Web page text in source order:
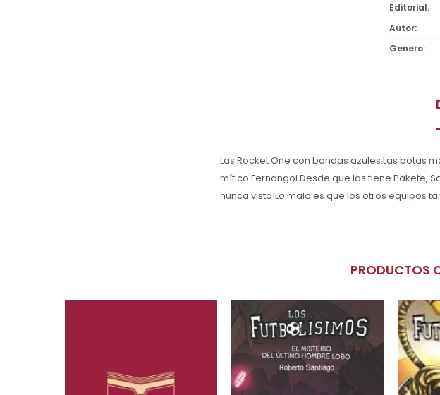
Editorial
Autor
Genero
Las Rocket One con bandas azules.Las botas
mítico Fernangol.Desde que las tiene Pakete,
nunca visto!Lo malo es que los otros equipos
PRODUCTOS